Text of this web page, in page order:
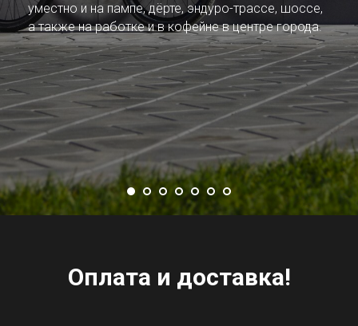
уместно и на пампе, дёрте, эндуро-трассе, шоссе,
а также на работке и в кофейне в центре города.
Оплата и доставка!